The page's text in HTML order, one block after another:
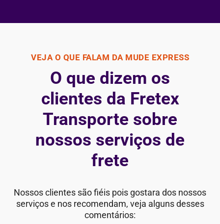
VEJA O QUE FALAM DA MUDE EXPRESS
O que dizem os
clientes da Fretex
Transporte sobre
nossos serviços de
frete
Nossos clientes são fiéis pois gostara dos nossos
serviços e nos recomendam, veja alguns desses
comentários: